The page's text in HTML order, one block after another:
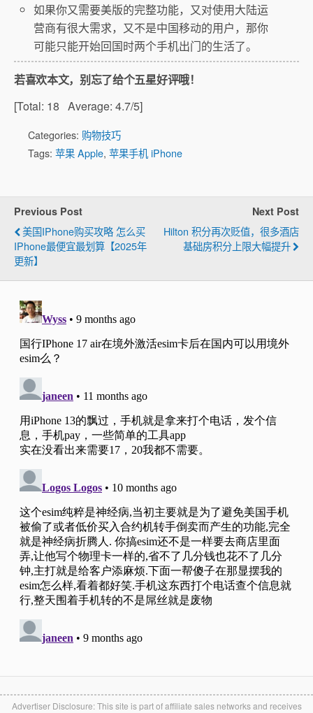
如果你又需要美版的完整功能，又对使用大陆运
营商有很大需求，又不是中国移动的用户，那你
可能只能开始回国时两个手机出门的生活了。
若喜欢本文，别忘了给个五星好评哦！
[Total: 18 Average: 4.7/5]
Categories: 购物技巧
Tags: 苹果 Apple, 苹果手机 iPhone
Previous Post
美国iPhone购买攻略 怎么买
IPhone最便宜最划算【2025年
更新】
Next Post
Hilton 积分再次贬值，很多酒店
基础房积分上限大幅提升
Advertiser Disclosure: This site is part of affiliate sales networks and receives